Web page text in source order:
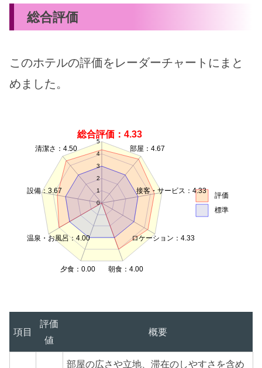
総合評価
このホテルの評価をレーダーチャートにまと
めました。
0
1
2
3
4
5
総合評価：4.33
部屋：4.67
接客・サービス：4.33
ロケーション：4.33
朝食：4.00
夕食：0.00
温泉・お風呂：4.00
設備：3.67
清潔さ：4.50
評価
標準
項目
評価
値
概要
部屋の広さや立地、滞在のしやすさを含め